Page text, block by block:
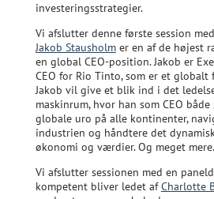
investeringsstrategier.
Vi afslutter denne første session
Jakob Stausholmer en af de højest
en global CEO-position. Jakob er
CEO for Rio Tinto, som er et globalt
Jakob vil give et blik ind i det
maskinrum, hvor han som CEO
globale uro på alle kontinenter,
industrien og håndtere det
økonomi og værdier. Og meget mere.
Vi afslutter sessionen med en
kompetent bliver ledet afCharlotte